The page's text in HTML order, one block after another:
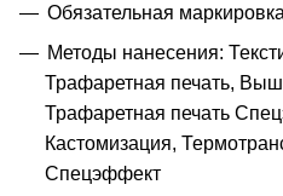
Обязательная
Методы нанесения:
Трафаретная печать,
Трафаретная печать
Кастомизация,
Спецэффект